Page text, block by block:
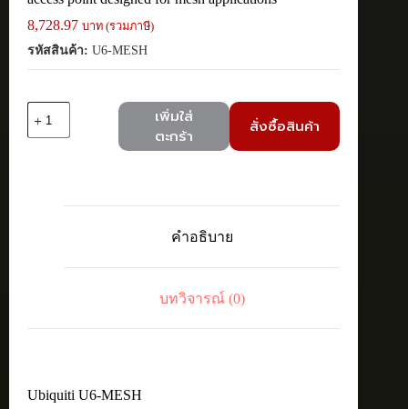
8,728.97 บาท (รวมภาษี)
รหัสสินค้า: U6-MESH
Ubiquiti
designed
เพิ่มใส่
ตะกร้า
สั่งซื้อสินค้า
คำอธิบาย
บทวิจารณ์ (0)
Ubiquiti U6-MESH